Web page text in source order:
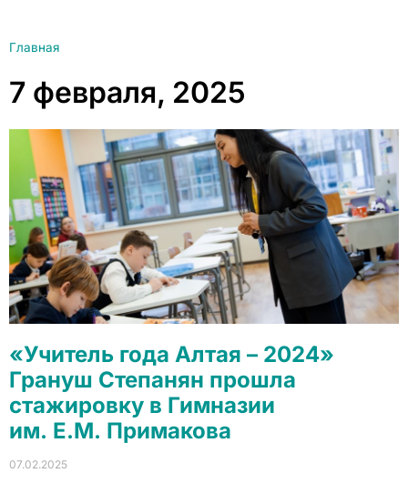
Главная
7 февраля, 2025
«Учитель года Алтая – 2024»
Грануш Степанян прошла
стажировку в Гимназии
им. Е.М. Примакова
07.02.2025